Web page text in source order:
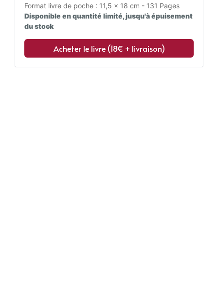
Format livre de poche : 11,5 x 18 cm - 131 Pages
Disponible en quantité limité, jusqu'à épuisement
du stock
Acheter le livre (18€ + livraison)